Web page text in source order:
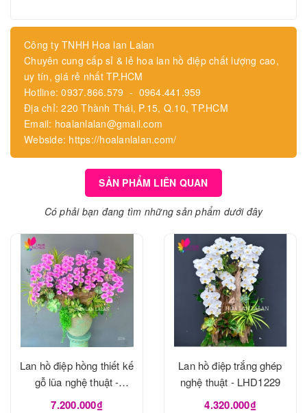
Công ty TNHH Hoa lan Lalan
Chuyên cung cấp sỉ & lẻ hoa lan hồ điệp chất lượng cao,
uy tín, giá rẻ nhất TP.HCM
Hotline: 0937.866.579 - 0964.441.959
Địa chỉ: 220 Thành Thái, P.15, Q.10, TP.HCM
Email: hoalanlalan@gmail.com
Webside: https://hoalanlalan.com/
SẢN PHẨM LIÊN QUAN
Có phải bạn đang tìm những sản phẩm dưới đây
Lan hồ điệp hồng thiết kế
gỗ lũa nghệ thuật -
LHD1273
7.200.000₫
Lan hồ điệp trắng ghép
nghệ thuật - LHD1229
4.320.000₫